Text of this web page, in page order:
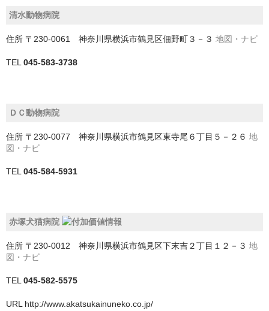
児玉郡上里町
児玉郡神川町
児玉郡美里町
入間郡三芳町
入間郡毛呂山町
加須市
北本市
清水動物病院
住所 〒230-0061 神奈川県横浜市鶴見区佃野町３－３ 地図・ナビ
TEL 045-583-3738
ＤＣ動物病院
住所 〒230-0077 神奈川県横浜市鶴見区東寺尾６丁目５－２６ 地
図・ナビ
TEL 045-584-5931
赤塚犬猫病院
住所 〒230-0012 神奈川県横浜市鶴見区下末吉２丁目１２－３ 地
図・ナビ
TEL 045-582-5575
URL http://www.akatsukainuneko.co.jp/